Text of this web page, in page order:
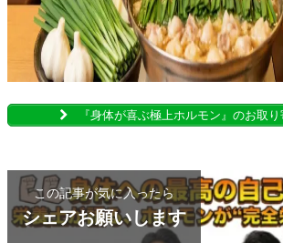
『身体が喜ぶ極上ホルモン』のお取
この記事が気に入ったら
シェアお願いします